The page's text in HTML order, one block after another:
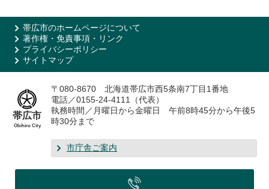
帯広市のホームページについて
著作権・免責事項・リンク
プライバシーポリシー
サイトマップ
帯広市
Obihiro City
〒080-8670 北海道帯広市西5条南7丁目1番地
電話／0155-24-4111（代表）
執務時間／月曜日から金曜日 午前8時45分から午後5
時30分まで
市庁舎ご案内